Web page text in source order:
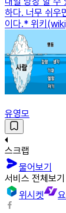
하다. 너무 쉬우
이다.* 위키
유영모
스크랩
물어보기
서비스 전체보기
위시켓